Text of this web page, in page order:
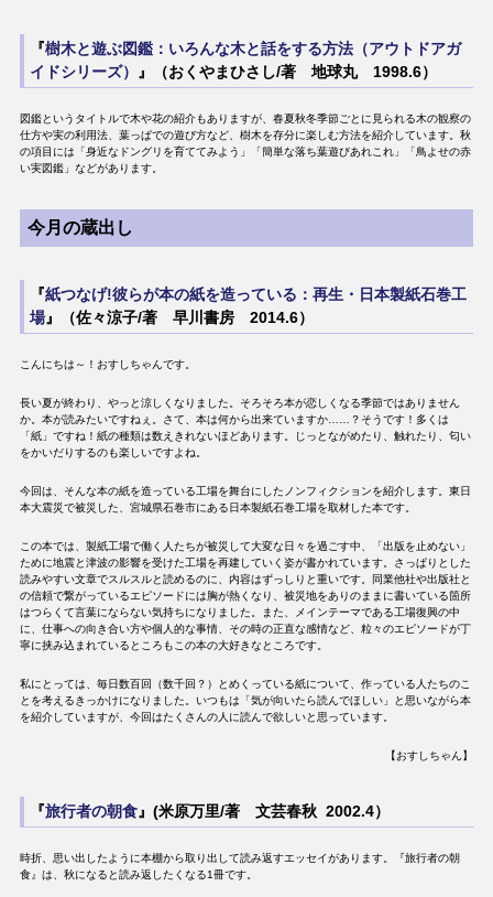
『樹木と遊ぶ図鑑：いろんな木と話をする方法（アウトドアガ
イドシリーズ）
』（おくやまひさし/著 地球丸 1998.6）
図鑑というタイトルで木や花の紹介もありますが、春夏秋冬季節ごとに見られる木の観察の
仕方や実の利用法、葉っぱでの遊び方など、樹木を存分に楽しむ方法を紹介しています。秋
の項目には「身近なドングリを育ててみよう」「簡単な落ち葉遊びあれこれ」「鳥よせの赤
い実図鑑」などがあります。
今月の蔵出し
『紙つなげ!彼らが本の紙を造っている：再生・日本製紙石巻工
場』（佐々涼子/著 早川書房 2014.6）
こんにちは～！おすしちゃんです。
長い夏が終わり、やっと涼しくなりました。そろそろ本が恋しくなる季節ではありません
か。本が読みたいですねぇ。さて、本は何から出来ていますか……？そうです！多くは
「紙」ですね！紙の種類は数えきれないほどあります。じっとながめたり、触れたり、匂い
をかいだりするのも楽しいですよね。
今回は、そんな本の紙を造っている工場を舞台にしたノンフィクションを紹介します。東日
本大震災で被災した、宮城県石巻市にある日本製紙石巻工場を取材した本です。
この本では、製紙工場で働く人たちが被災して大変な日々を過ごす中、「出版を止めない」
ために地震と津波の影響を受けた工場を再建していく姿が書かれています。さっぱりとした
読みやすい文章でスルスルと読めるのに、内容はずっしりと重いです。同業他社や出版社と
の信頼で繋がっているエピソードには胸が熱くなり、被災地をありのままに書いている箇所
はつらくて言葉にならない気持ちになりました。また、メインテーマである工場復興の中
に、仕事への向き合い方や個人的な事情、その時の正直な感情など、粒々のエピソードが丁
寧に挟み込まれているところもこの本の大好きなところです。
私にとっては、毎日数百回（数千回？）とめくっている紙について、作っている人たちのこ
とを考えるきっかけになりました。いつもは「気が向いたら読んでほしい」と思いながら本
を紹介していますが、今回はたくさんの人に読んで欲しいと思っています。
【おすしちゃん】
『旅行者の朝食』(米原万里/著 文芸春秋 2002.4）
時折、思い出したように本棚から取り出して読み返すエッセイがあります。『旅行者の朝
食』は、秋になると読み返したくなる1冊です。